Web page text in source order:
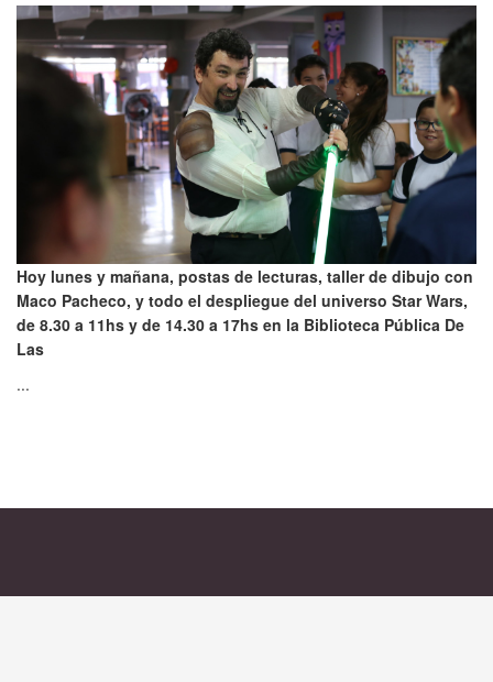
Hoy lunes y mañana, postas de lecturas, taller de dibujo con
Maco Pacheco, y todo el despliegue del universo Star Wars,
de 8.30 a 11hs y de 14.30 a 17hs en la Biblioteca Pública De
Las
...